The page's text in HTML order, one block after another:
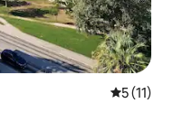
5 de uma
5 (11)